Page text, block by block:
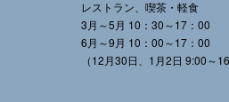
レストラン、喫茶・軽食
3月～5月 10：30～17：00
6月～9月 10：00～17：00
（12月30日、1月2日 9:00～